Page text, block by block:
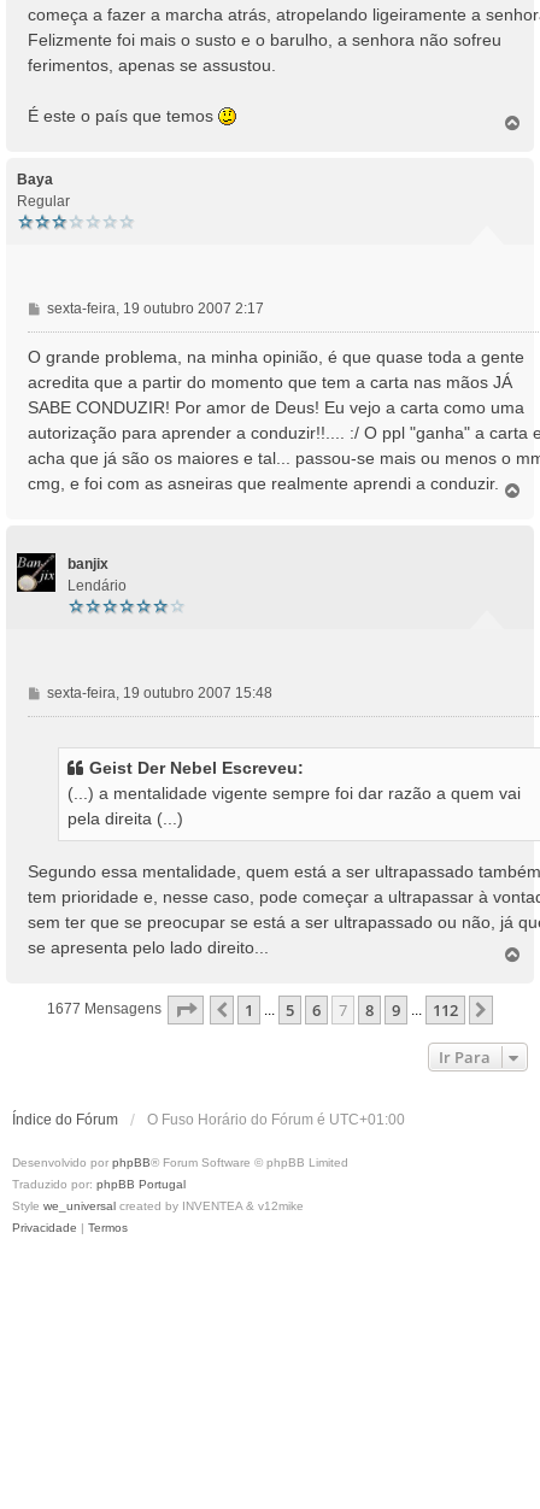
começa a fazer a marcha atrás, atropelando ligeiramente a
Felizmente foi mais o susto e o barulho, a senhora não sofreu
ferimentos, apenas se assustou.
É este o país que temos
Baya
Regular
M
e
s
a
g
e
m
sexta-feira, 19 outubro 2007 2:17
O grande problema, na minha opinião, é que quase toda a gente
acredita que a partir do momento que tem a carta nas mãos JÁ
SABE CONDUZIR! Por amor de Deus! Eu vejo a carta como uma
autorização para aprender a conduzir!!.... :/ O ppl "ganha" a carta
acha que já são os maiores e tal... passou-se mais ou menos o
cmg, e foi com as asneiras que realmente aprendi a conduzir.
banjix
Lendário
M
e
sexta-feira, 19 outubro 2007 15:48
Geist Der Nebel Escreveu:
(...) a mentalidade vigente sempre foi dar razão a quem vai
pela direita (...)
Segundo essa mentalidade, quem está a ser ultrapassado também
tem prioridade e, nesse caso, pode começar a ultrapassar à
sem ter que se preocupar se está a ser ultrapassado ou não, já
se apresenta pelo lado direito...
1677 Mensagens Página De112
Anterior
1 ... 5 6 7 8 9 ... 112
Ir Para
Índice do Fórum O Fuso Horário do Fórum é UTC+01:00
Desenvolvido por phpBB® Forum Software © phpBB Limited
Traduzido por: phpBB Portugal
Style we_universal created by INVENTEA & v12mike
Privacidade | Termos